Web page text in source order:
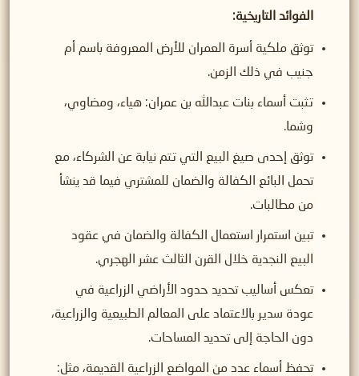
الفوائد التاريخية:
توثق ملكية أسرة العمران للأرض المعروفة باسم أم
جنيب في ذلك الزمن.
تثبت أسماء بنات عبدالله بن عمران: هياء، ومضاوي،
وشما.
توثق إحدى صيغ البيع التي تتم نيابة عن الشركاء، مع
تحمل البائع الكفالة والضمان للمشتري فيما قد ينشأ
من مطالبات.
تبين استمرار استعمال الكفالة والضمان في عقود
البيع النجدية خلال القرن الثالث عشر الهجري.
تعكس أساليب تحديد حدود الأراضي الزراعية في
عودة سدير بالاعتماد على المعالم الطبيعية والزراعية،
دون الحاجة إلى تحديد المساحات.
تحفظ أسماء عدد من المواضع الزراعية القديمة، مثل: